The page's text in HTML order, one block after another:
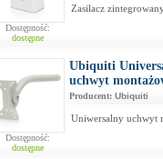
Dostępność:
dostępne
Zasilacz
Dostępność:
dostępne
Ubiquiti
uchwyt
Producent: Ubiquiti
Uniwersalny uchwyt